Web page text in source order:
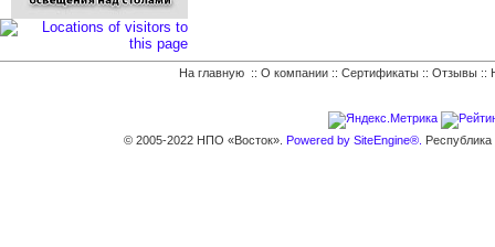
На главную :: О компании :: Сертификаты :: Отзывы ::
© 2005-2022 НПО «Восток». Powered by SiteEngine®.